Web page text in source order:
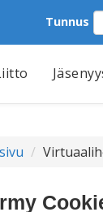
Tunnus